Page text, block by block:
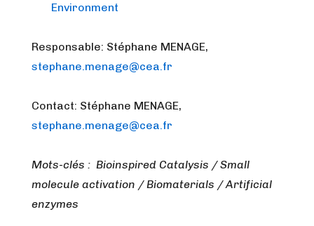
Environment
Responsable: Stéphane MENAGE,
stephane.menage@cea.fr
Contact: Stéphane MENAGE,
stephane.menage@cea.fr
Mots-clés : Bioinspired Catalysis / Small
molecule activation / Biomaterials / Artificial
enzymes